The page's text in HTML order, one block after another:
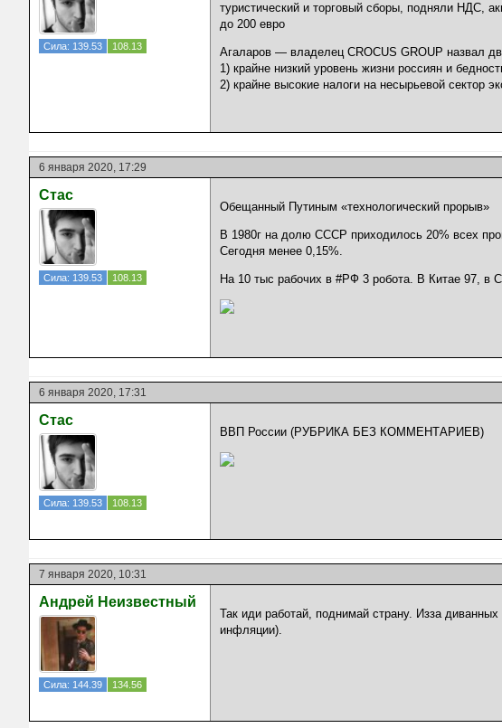
Сила: 139.53 108.13
туристический и торговый сборы, подняли НДС,
до 200 евро
Агаларов — владелец CROCUS GROUP назвал
1) крайне низкий уровень жизни россиян и
2) крайне высокие налоги на несырьевой сектор
6 января 2020, 17:29
Стас
Сила: 139.53 108.13
Обещанный Путиным «технологический прорыв»
В 1980г на долю СССР приходилось 20% всех
Сегодня менее 0,15%.
На 10 тыс рабочих в #РФ 3 робота. В Китае 97,
6 января 2020, 17:31
Стас
Сила: 139.53 108.13
ВВП России (РУБРИКА БЕЗ КОММЕНТАРИЕВ)
7 января 2020, 10:31
Андрей Неизвестный
Сила: 144.39 134.56
Так иди работай, поднимай страну. Изза
инфляции).